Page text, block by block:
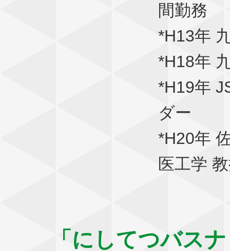
間勤務
*H13年
*H18年
*H19年
ダー
*H20年
医工学
「にしてつバス